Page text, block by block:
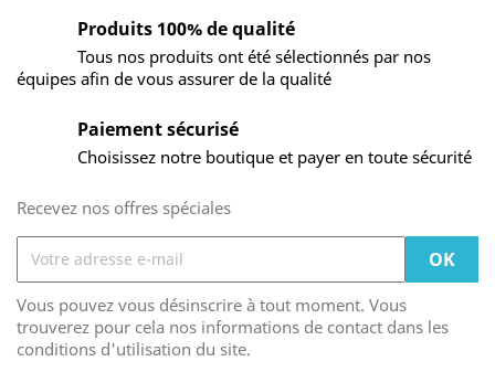
Produits 100% de qualité
Tous nos produits ont été sélectionnés par nos
équipes afin de vous assurer de la qualité
Paiement sécurisé
Choisissez notre boutique et payer en toute sécurité
Recevez nos offres spéciales
Vous pouvez vous désinscrire à tout moment. Vous
trouverez pour cela nos informations de contact dans les
conditions d'utilisation du site.